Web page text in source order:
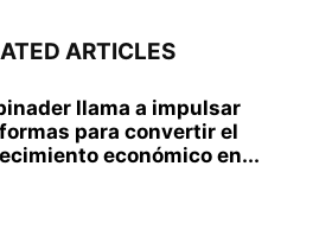
ARTICLES
llama a impulsar
para convertir el
económico en...